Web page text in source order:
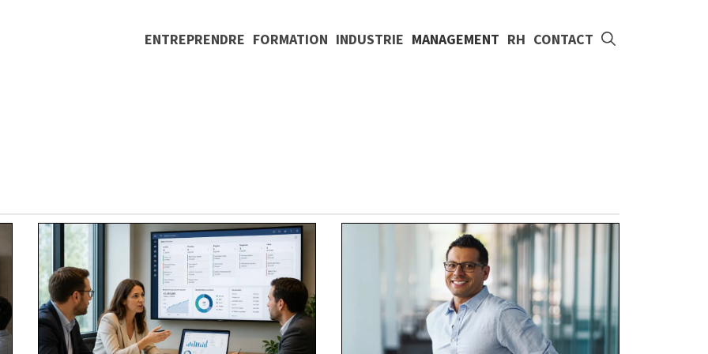
ENTREPRENDRE FORMATION INDUSTRIE MANAGEMENT RH CONTACT